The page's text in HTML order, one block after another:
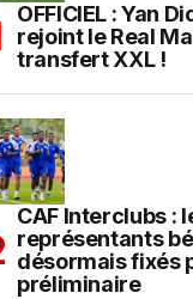
OFFICIEL : Yan
rejoint le Real
transfert XXL !
CAF Interclubs :
représentants
désormais fixés
préliminaire